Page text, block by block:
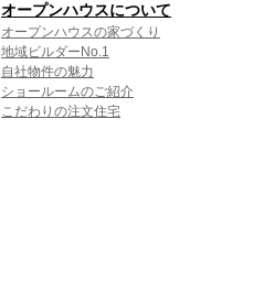
オープンハウスについて
オープンハウスの家づくり
地域ビルダーNo.1
自社物件の魅力
ショールームのご紹介
こだわりの注文住宅